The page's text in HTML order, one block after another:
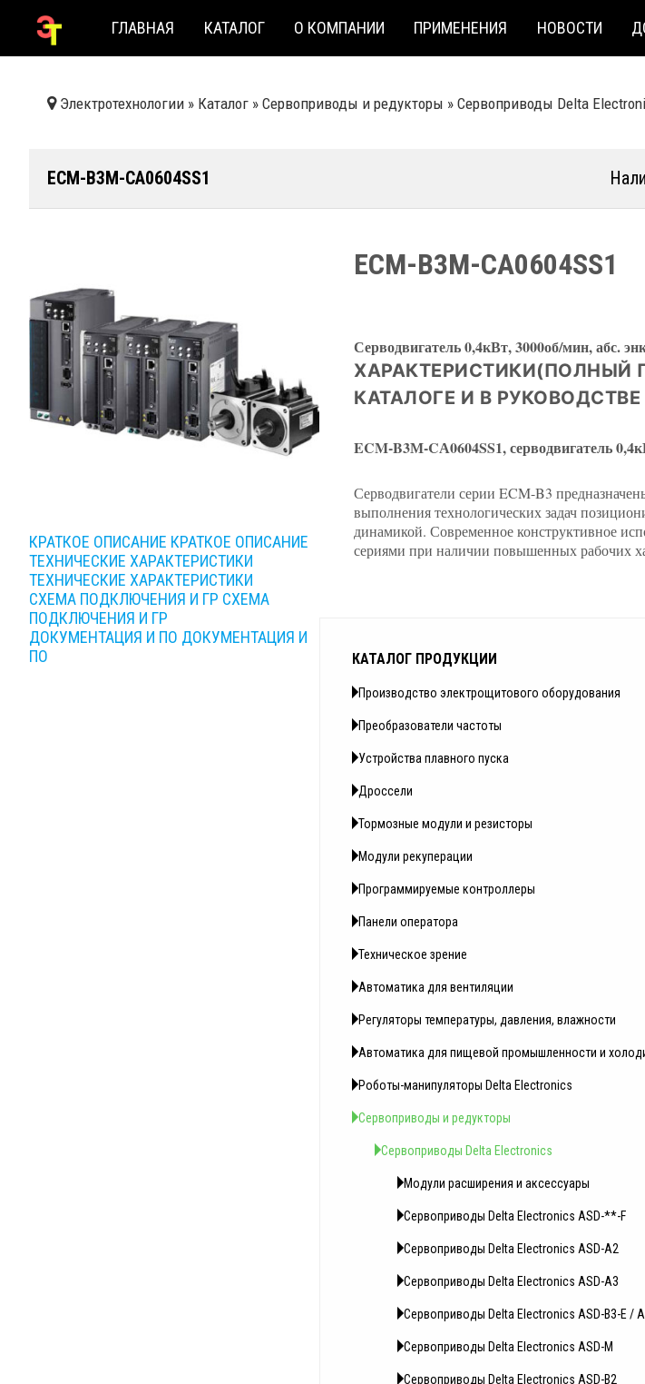
ГЛАВНАЯ КАТАЛОГ О КОМПАНИИ ПРИМЕНЕНИЯ НОВОСТИ
Электротехнологии » Каталог » Сервоприводы и редукторы » Сервоприводы Delta
ECM-B3М-CА0604SS1
КРАТКОЕ ОПИСАНИЕ КРАТКОЕ ОПИСАНИЕ
ТЕХНИЧЕСКИЕ ХАРАКТЕРИСТИКИ
ТЕХНИЧЕСКИЕ ХАРАКТЕРИСТИКИ
СХЕМА ПОДКЛЮЧЕНИЯ И ГР СХЕМА
ПОДКЛЮЧЕНИЯ И ГР
ДОКУМЕНТАЦИЯ И ПО ДОКУМЕНТАЦИЯ И
ПО
ECM-B3М-CА0604SS1
Серводвигатель 0,4кВт, 3000об/мин, абс.
ХАРАКТЕРИСТИКИ(ПОЛНЫЙ
КАТАЛОГЕ И В
ECM-B3М-CА0604SS1, серводвигатель
Серводвигатели серии ECM-B3
выполнения технологических задач
динамикой. Современное конструктивное
сериями при наличии повышенных рабочих
КАТАЛОГ ПРОДУКЦИИ
Производство электрощитового оборудования
Преобразователи частоты
Устройства плавного пуска
Дроссели
Тормозные модули и резисторы
Модули рекуперации
Программируемые контроллеры
Панели оператора
Техническое зрение
Автоматика для вентиляции
Регуляторы температуры, давления, влажности
Автоматика для пищевой промышленности и
Роботы-манипуляторы Delta Electronics
Сервоприводы и редукторы
Сервоприводы Delta Electronics
Модули расширения и аксессуары
Сервоприводы Delta Electronics ASD-**-F
Сервоприводы Delta Electronics ASD-A2
Сервоприводы Delta Electronics ASD-A3
Сервоприводы Delta Electronics ASD-B3-E /
Сервоприводы Delta Electronics ASD-M
Сервоприводы Delta Electronics ASD-B2